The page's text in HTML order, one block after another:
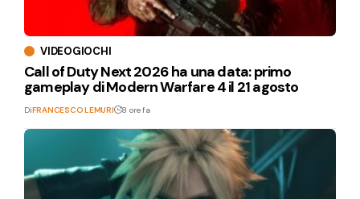
VIDEOGIOCHI
Call of Duty Next 2026 ha una data: primo
gameplay di Modern Warfare 4 il 21 agosto
DiFRANCESCO LEMURI 8 ore fa